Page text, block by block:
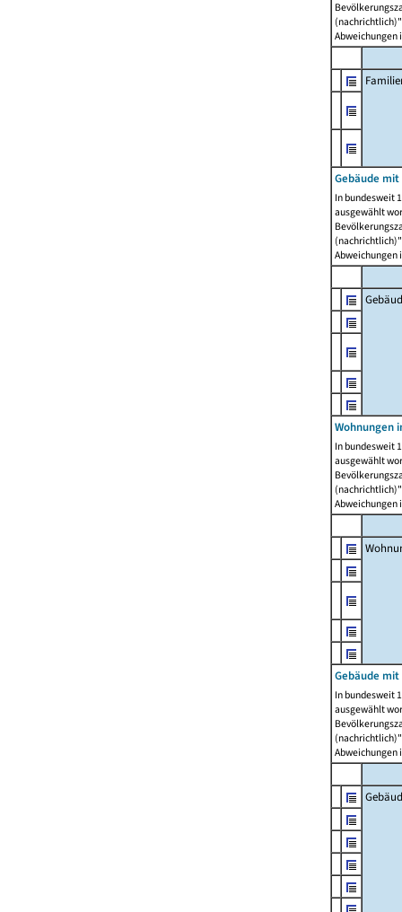
Abweichungen
Gebäude
In bundesweit
ausgewählt
Abweichungen
Wohnungen
In bundesweit
ausgewählt
Abweichungen
Gebäude
In bundesweit
ausgewählt
Abweichungen